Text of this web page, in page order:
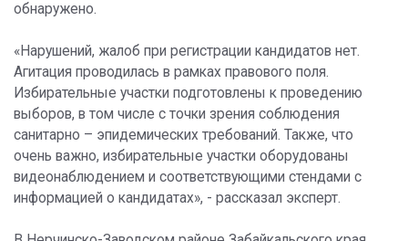
обнаружено.
«Нарушений, жалоб при регистрации кандидатов нет.
Агитация проводилась в рамках правового поля.
Избирательные участки подготовлены к проведению
выборов, в том числе с точки зрения соблюдения
санитарно – эпидемических требований. Также, что
очень важно, избирательные участки оборудованы
видеонаблюдением и соответствующими стендами с
информацией о кандидатах», - рассказал эксперт.